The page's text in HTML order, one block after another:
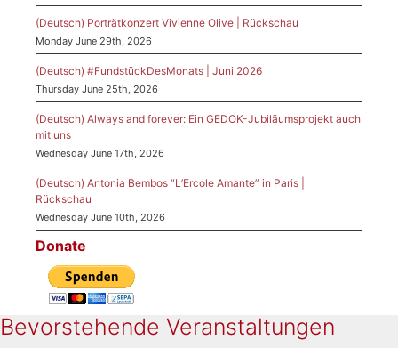
(Deutsch) Porträtkonzert Vivienne Olive | Rückschau
Monday June 29th, 2026
(Deutsch) #FundstückDesMonats | Juni 2026
Thursday June 25th, 2026
(Deutsch) Always and forever: Ein GEDOK-Jubiläumsprojekt auch
mit uns
Wednesday June 17th, 2026
(Deutsch) Antonia Bembos “L’Ercole Amante” in Paris |
Rückschau
Wednesday June 10th, 2026
Donate
Bevorstehende Veranstaltungen